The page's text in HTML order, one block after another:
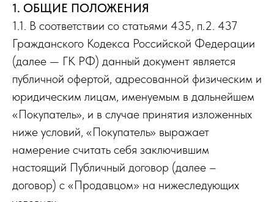
1. ОБЩИЕ ПОЛОЖЕНИЯ
1.1. В соответствии со статьями 435, п.2. 437
Гражданского Кодекса Российской Федерации
(далее — ГК РФ) данный документ является
публичной офертой, адресованной физическим и
юридическим лицам, именуемым в дальнейшем
«Покупатель», и в случае принятия изложенных
ниже условий, «Покупатель» выражает
намерение считать себя заключившим
настоящий Публичный договор (далее –
договор) с «Продавцом» на нижеследующих